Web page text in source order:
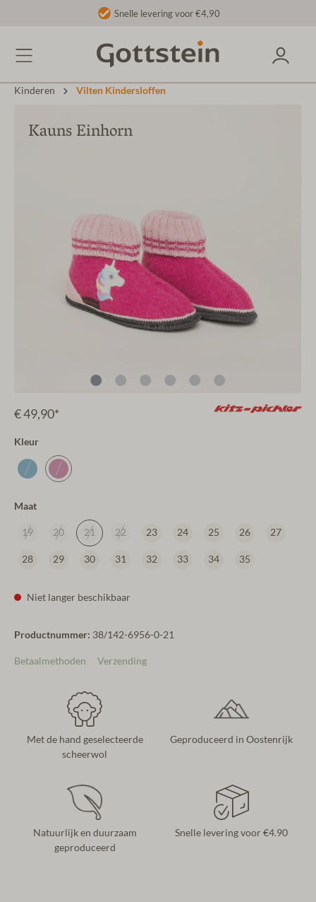
Snelle levering voor €4,90
Kinderen Vilten Kindersloffen
Kauns Einhorn
€ 49,90*
Kleur
Maat
19 20 21 22 23 24 25 26 27
28 29 30 31 32 33 34 35
Niet langer beschikbaar
Productnummer: 38/142-6956-0-21
Betaalmethoden Verzending
Met de hand geselecteerde
scheerwol
Geproduceerd in Oostenrijk
Natuurlijk en duurzaam
geproduceerd
Snelle levering voor €4.90